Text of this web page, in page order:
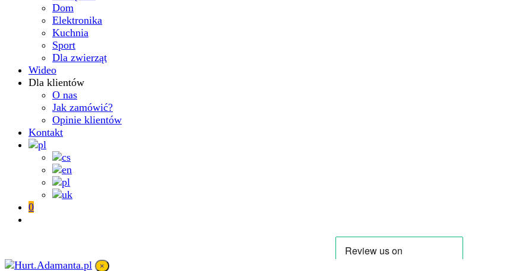
Dom
Elektronika
Kuchnia
Sport
Dla zwierząt
Wideo
Dla klientów
O nas
Jak zamówić?
Opinie klientów
Kontakt
0
×